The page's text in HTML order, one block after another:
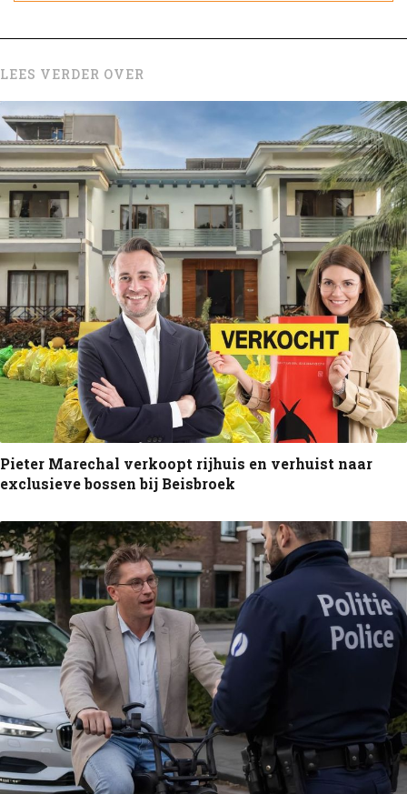
LEES VERDER OVER
Pieter Marechal verkoopt rijhuis en verhuist naar
exclusieve bossen bij Beisbroek